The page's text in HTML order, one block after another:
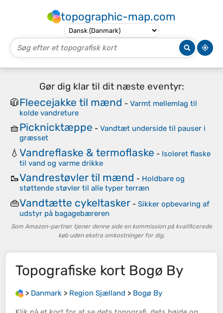
topographic-map.com
Gør dig klar til dit næste eventyr:
🧥Fleecejakke til mænd - Varmt mellemlag til
kolde vandreture
🧺Picknicktæppe - Vandtæt underside til pauser i
græsset
💧 Vandreflaske & termoflaske - Isoleret flaske
til vand og varme drikke
🥾Vandrestøvler til mænd - Holdbare og
støttende støvler til alle typer terræn
👜Vandtætte cykeltasker - Sikker opbevaring af
udstyr på bagagebæreren
Som Amazon-partner tjener denne side en kommission på kvalificerede
køb uden ekstra omkostninger for dig.
Topografiske kort Bogø By
> Danmark > Region Sjælland > Bogø By